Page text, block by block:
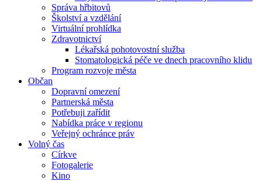
Správa hřbitovů
Školství a vzdělání
Virtuální prohlídka
Zdravotnictví
Lékařská pohotovostní služba
Stomatologická péče ve dnech pracovního klidu
Program rozvoje města
Občan
Dopravní omezení
Partnerská města
Potřebuji zařídit
Nabídka práce v regionu
Veřejný ochránce práv
Volný čas
Církve
Fotogalerie
Kino